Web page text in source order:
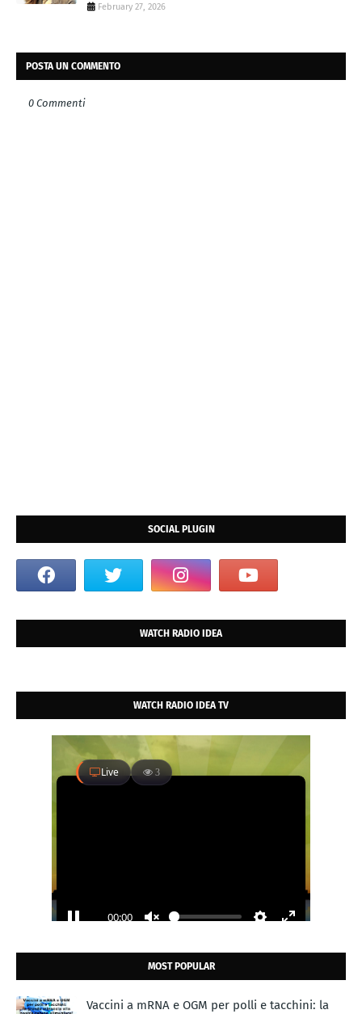
February 27, 2026
POSTA UN COMMENTO
0 Commenti
SOCIAL PLUGIN
WATCH RADIO IDEA
WATCH RADIO IDEA TV
MOST POPULAR
Vaccini a mRNA e OGM per polli e tacchini: la